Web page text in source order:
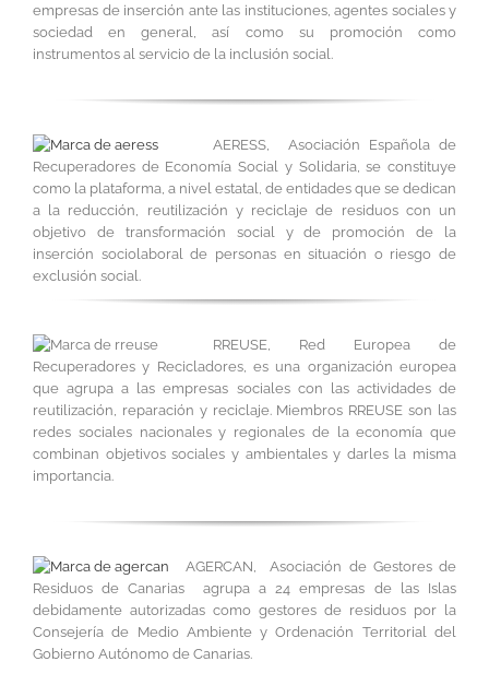
empresas de inserción ante las instituciones, agentes sociales y
sociedad en general, así como su promoción como
instrumentos al servicio de la inclusión social.
AERESS, Asociación Española de
Recuperadores de Economía Social y Solidaria, se constituye
como la plataforma, a nivel estatal, de entidades que se dedican
a la reducción, reutilización y reciclaje de residuos con un
objetivo de transformación social y de promoción de la
inserción sociolaboral de personas en situación o riesgo de
exclusión social.
RREUSE, Red Europea de
Recuperadores y Recicladores, es una organización europea
que agrupa a las empresas sociales con las actividades de
reutilización, reparación y reciclaje. Miembros RREUSE son las
redes sociales nacionales y regionales de la economía que
combinan objetivos sociales y ambientales y darles la misma
importancia.
AGERCAN, Asociación de Gestores de
Residuos de Canarias agrupa a 24 empresas de las Islas
debidamente autorizadas como gestores de residuos por la
Consejería de Medio Ambiente y Ordenación Territorial del
Gobierno Autónomo de Canarias.